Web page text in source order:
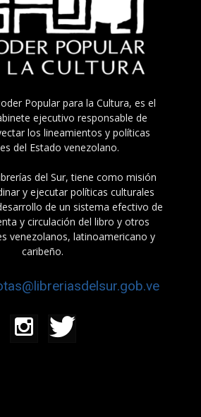
Popular para la Cultura, es el
ejecutivo responsable de
los lineamientos y políticas
del Estado venezolano.
del Sur, tiene como misión
y ejecutar políticas culturales
de un sistema efectivo de
y circulación del libro y otros
venezolanos, latinoamericano y
caribeño.